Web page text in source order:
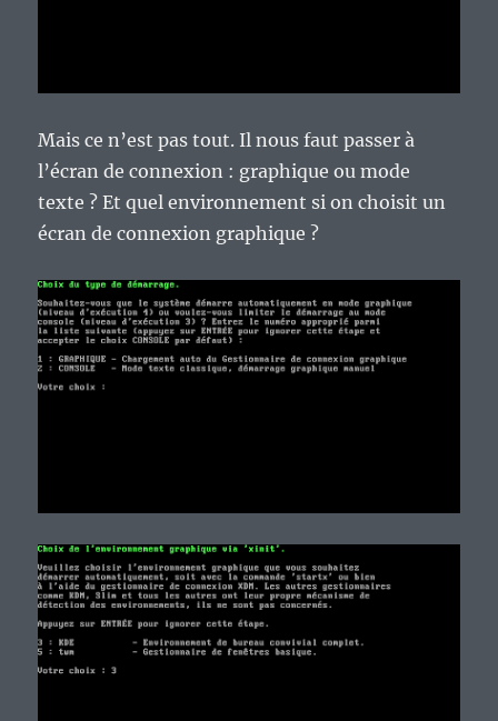
Mais ce n’est pas tout. Il nous faut passer à
l’écran de connexion : graphique ou mode
texte ? Et quel environnement si on choisit un
écran de connexion graphique ?